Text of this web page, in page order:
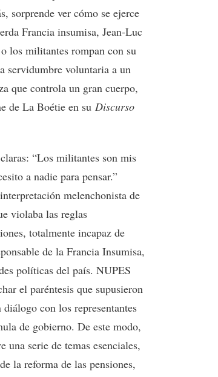
sorprende ver cómo se ejerce
Francia insumisa, Jean-Luc
los militantes rompan con su
servidumbre voluntaria a un
que controla un gran cuerpo,
de La Boétie en su Discurso
“Los militantes son mis
a nadie para pensar.”
melenchonista de
violaba las reglas
totalmente incapaz de
de la Francia Insumisa,
políticas del país. NUPES
el paréntesis que supusieron
con los representantes
de gobierno. De este modo,
una serie de temas esenciales,
la reforma de las pensiones,